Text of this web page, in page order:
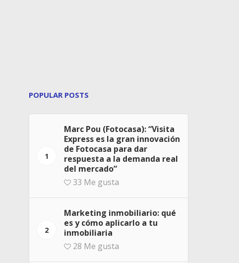
POPULAR POSTS
1
Marc Pou (Fotocasa): “Visita
Express es la gran innovación
de Fotocasa para dar
respuesta a la demanda real
del mercado”
33 Me gusta
2
Marketing inmobiliario: qué
es y cómo aplicarlo a tu
inmobiliaria
28 Me gusta